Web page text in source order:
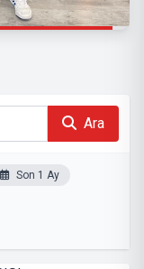
Ara
Son 1 Ay